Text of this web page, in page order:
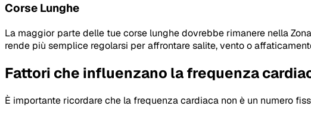
Corse Lunghe
La maggior parte delle tue corse lunghe dovrebbe rimanere nella
rende più semplice regolarsi per affrontare salite, vento o
Fattori che influenzano la frequenza
È importante ricordare che la frequenza cardiaca non è un numero